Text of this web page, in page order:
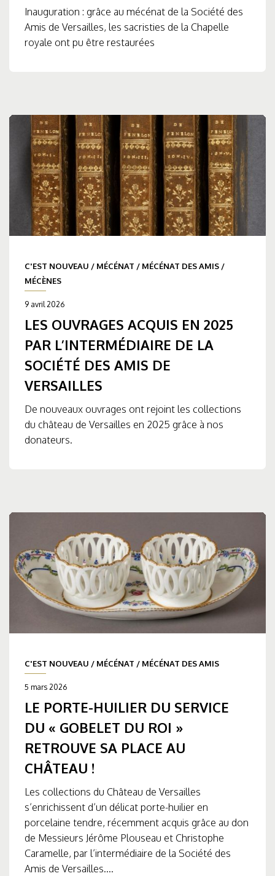
Inauguration : grâce au mécénat de la Société des
Amis de Versailles, les sacristies de la Chapelle
royale ont pu être restaurées
C'EST NOUVEAU / MÉCÉNAT / MÉCÉNAT DES AMIS /
MÉCÈNES
9 avril 2026
LES OUVRAGES ACQUIS EN 2025
PAR L’INTERMÉDIAIRE DE LA
SOCIÉTÉ DES AMIS DE
VERSAILLES
De nouveaux ouvrages ont rejoint les collections
du château de Versailles en 2025 grâce à nos
donateurs.
C'EST NOUVEAU / MÉCÉNAT / MÉCÉNAT DES AMIS
5 mars 2026
LE PORTE-HUILIER DU SERVICE
DU « GOBELET DU ROI »
RETROUVE SA PLACE AU
CHÂTEAU !
Les collections du Château de Versailles
s’enrichissent d’un délicat porte-huilier en
porcelaine tendre, récemment acquis grâce au don
de Messieurs Jérôme Plouseau et Christophe
Caramelle, par l’intermédiaire de la Société des
Amis de Versailles....